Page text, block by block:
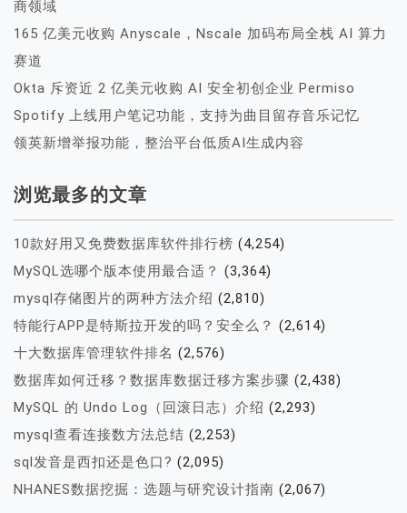
商领域
165 亿美元收购 Anyscale，Nscale 加码布局全栈 AI 算力
赛道
Okta 斥资近 2 亿美元收购 AI 安全初创企业 Permiso
Spotify 上线用户笔记功能，支持为曲目留存音乐记忆
领英新增举报功能，整治平台低质AI生成内容
浏览最多的文章
10款好用又免费数据库软件排行榜 (4,254)
MySQL选哪个版本使用最合适？ (3,364)
mysql存储图片的两种方法介绍 (2,810)
特能行APP是特斯拉开发的吗？安全么？ (2,614)
十大数据库管理软件排名 (2,576)
数据库如何迁移？数据库数据迁移方案步骤 (2,438)
MySQL 的 Undo Log（回滚日志）介绍 (2,293)
mysql查看连接数方法总结 (2,253)
sql发音是西扣还是色口? (2,095)
NHANES数据挖掘：选题与研究设计指南 (2,067)